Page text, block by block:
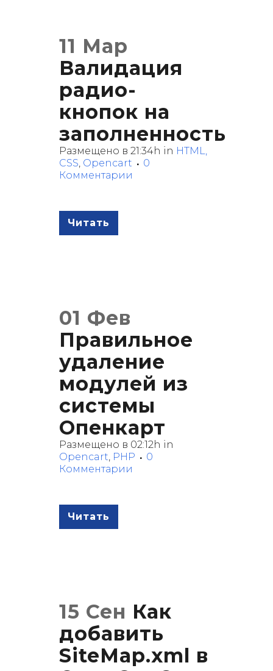
11 Мар
Валидация
радио-
кнопок на
заполненность
Размещено в 21:34h in HTML,
CSS, Opencart
0
Комментарии
Читать
01 Фев
Правильное
удаление
модулей из
системы
Опенкарт
Размещено в 02:12h in
Opencart, PHP
0
Комментарии
Читать
15 Сен Как
добавить
SiteMap.xml в